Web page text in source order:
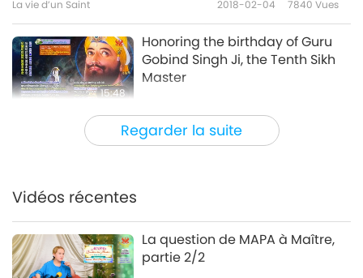
Regarder la suite
La vie d’un Saint 2018-02-04 7840 Vues
15:48
Honoring the birthday of Guru
Gobind Singh Ji, the Tenth Sikh
Master
La vie d’un Saint 2018-01-05
18:07
Diving into the Ocean of
Vidéos récentes
La question de MAPA à Maître,
partie 2/2